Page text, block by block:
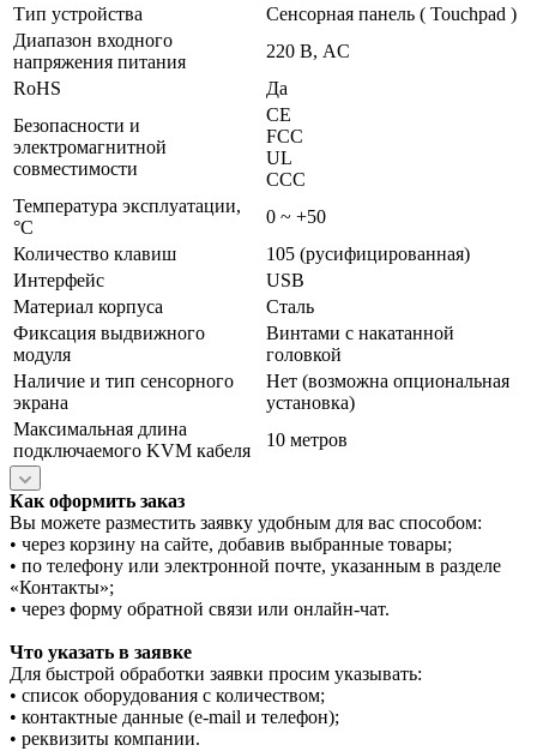
Тип устройства
Сенсорная панель ( Touchpad )
Диапазон входного
напряжения питания
220 В, AC
RoHS
Да
Безопасности и
электромагнитной
совместимости
CE
FCC
UL
CСС
Температура эксплуатации,
°C
0 ~ +50
Количество клавиш
105 (русифицированная)
Интерфейс
USB
Материал корпуса
Сталь
Фиксация выдвижного
модуля
Винтами с накатанной
головкой
Наличие и тип сенсорного
экрана
Нет (возможна опциональная
установка)
Максимальная длина
подключаемого KVM кабеля
10 метров
Как оформить заказ
Вы можете разместить заявку удобным для вас способом:
• через корзину на сайте, добавив выбранные товары;
• по телефону или электронной почте, указанным в разделе
«Контакты»;
• через форму обратной связи или онлайн-чат.
Что указать в заявке
Для быстрой обработки заявки просим указывать:
• список оборудования с количеством;
• контактные данные (e-mail и телефон);
• реквизиты компании.